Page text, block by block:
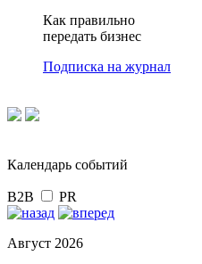
Как правильно
передать бизнес
Подписка на журнал
Календарь событий
B2B PR
Август 2026